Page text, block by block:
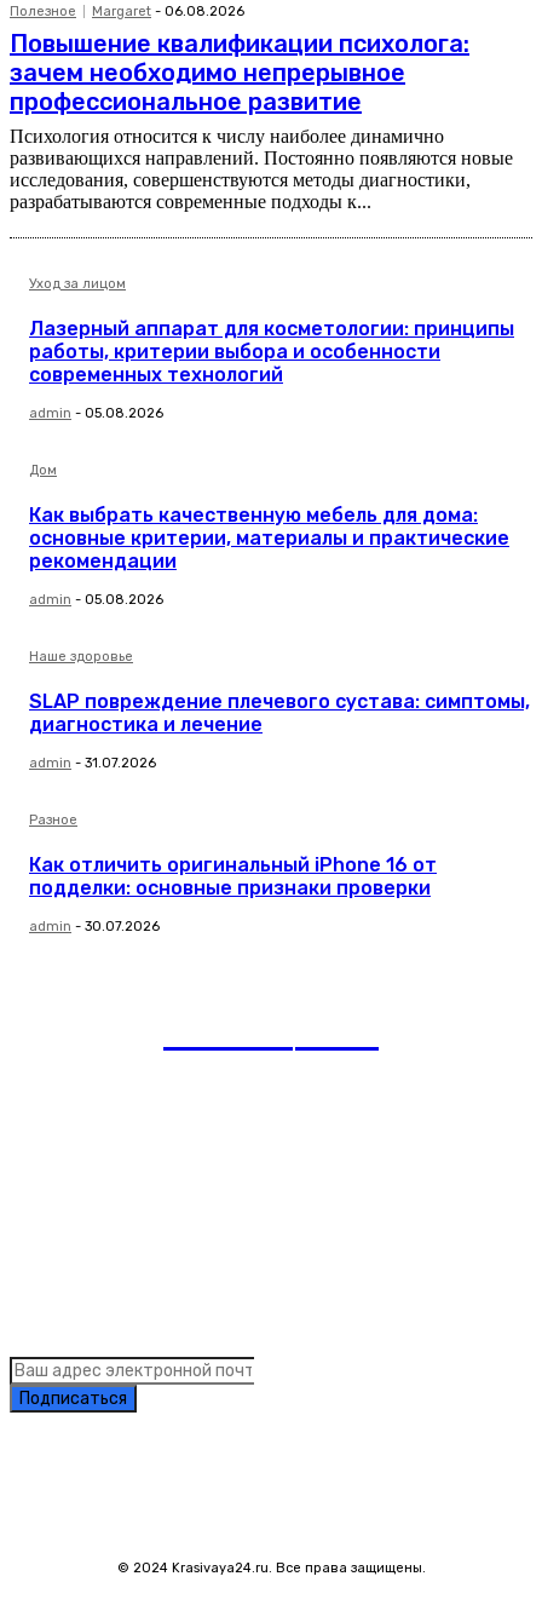
Полезное Margaret - 06.08.2026
Повышение квалификации психолога:
зачем необходимо непрерывное
профессиональное развитие
Психология относится к числу наиболее динамично
развивающихся направлений. Постоянно появляются новые
исследования, совершенствуются методы диагностики,
разрабатываются современные подходы к...
Уход за лицом
Лазерный аппарат для косметологии: принципы
работы, критерии выбора и особенности
современных технологий
admin - 05.08.2026
Дом
Как выбрать качественную мебель для дома:
основные критерии, материалы и практические
рекомендации
admin - 05.08.2026
Наше здоровье
SLAP повреждение плечевого сустава: симптомы,
диагностика и лечение
admin - 31.07.2026
Разное
Как отличить оригинальный iPhone 16 от
подделки: основные признаки проверки
admin - 30.07.2026
Подписаться
© 2024 Krasivaya24.ru. Все права защищены.